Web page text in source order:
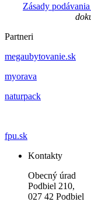
Zásady
Partneri
megaubytovanie.sk
myorava
naturpack
fpu.sk
Kontakty
Obecný úrad
Podbiel 210,
027 42 Podbiel